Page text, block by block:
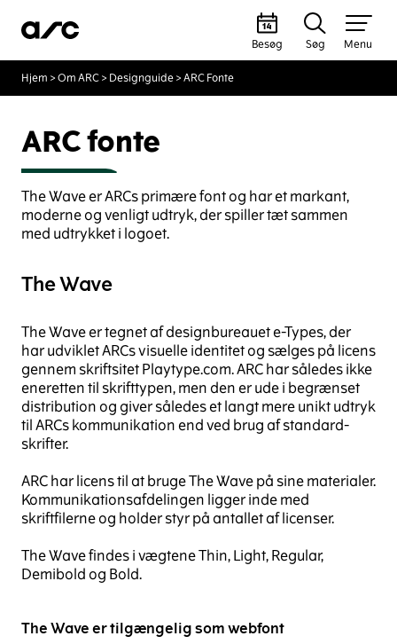
Besøg Søg Menu
Hjem >Om ARC> Designguide>ARC Fonte
ARC fonte
The Wave er ARCs primære font og har et markant,
moderne og venligt udtryk, der spiller tæt sammen
med udtrykket i logoet.
The Wave
The Wave er tegnet af designbureauet e-Types, der
har udviklet ARCs visuelle identitet og sælges på licens
gennem skriftsitet Playtype.com. ARC har således ikke
eneretten til skrifttypen, men den er ude i begrænset
distribution og giver således et langt mere unikt udtryk
til ARCs kommunikation end ved brug af standard-
skrifter.
ARC har licens til at bruge The Wave på sine materialer.
Kommunikationsafdelingen ligger inde med
skriftfilerne og holder styr på antallet af licenser.
The Wave findes i vægtene Thin, Light, Regular,
Demibold og Bold.
The Wave er tilgængelig som webfont